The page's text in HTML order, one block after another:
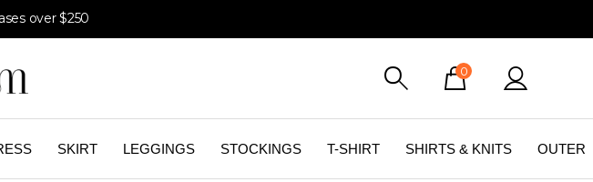
over $250
0
SKIRT LEGGINGS STOCKINGS T-SHIRT SHIRTS & KNITS OUTER